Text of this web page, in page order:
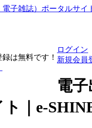
は無料です！
ログイン
新規会員
電
｜e-